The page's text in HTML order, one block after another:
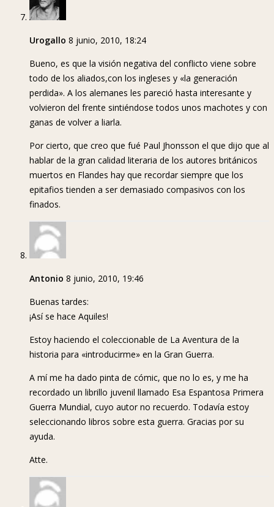
Urogallo 8 junio, 2010, 18:24
Bueno, es que la visión negativa del conflicto viene sobre
todo de los aliados,con los ingleses y «la generación
perdida». A los alemanes les pareció hasta interesante y
volvieron del frente sintiéndose todos unos machotes y con
ganas de volver a liarla.
Por cierto, que creo que fué Paul Jhonsson el que dijo que al
hablar de la gran calidad literaria de los autores británicos
muertos en Flandes hay que recordar siempre que los
epitafios tienden a ser demasiado compasivos con los
finados.
Antonio 8 junio, 2010, 19:46
Buenas tardes:
¡Así se hace Aquiles!
Estoy haciendo el coleccionable de La Aventura de la
historia para «introducirme» en la Gran Guerra.
A mí me ha dado pinta de cómic, que no lo es, y me ha
recordado un librillo juvenil llamado Esa Espantosa Primera
Guerra Mundial, cuyo autor no recuerdo. Todavía estoy
seleccionando libros sobre esta guerra. Gracias por su
ayuda.
Atte.